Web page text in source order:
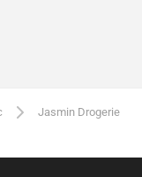
Jasmin Drogerie